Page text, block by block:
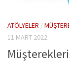
ATÖLYELER /
11 MART 2022